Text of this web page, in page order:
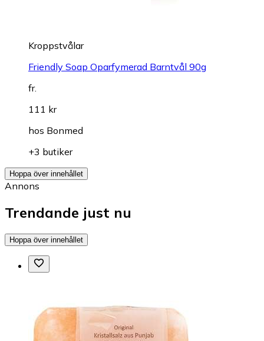
Kroppstvålar
Friendly Soap Oparfymerad Barntvål 90g
fr.
111 kr
hos Bonmed
+3 butiker
Hoppa över innehållet
Annons
Trendande just nu
Hoppa över innehållet